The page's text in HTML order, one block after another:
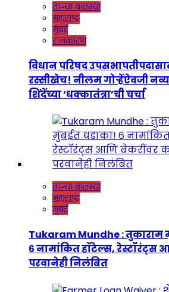
ताज्या बातम्या
महाराष्ट्र
मुंबई
राजकारण
विधान परिषद
रस्सीखेच! नीलम गोऱ्हेंऐवजी
शिंदेंच्या ‘धक्कातंत्रा’ची चर्चा
ताज्या बातम्या
महाराष्ट्र
मुंबई
Tukaram Mundhe : तुकाराम
६ नामांकित हॉटेल्स, रेस्टॉरंट्स
परवानेही निलंबित